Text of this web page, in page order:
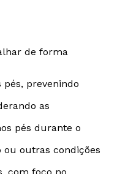
de forma
prevenindo
as
pés durante o
outras condições